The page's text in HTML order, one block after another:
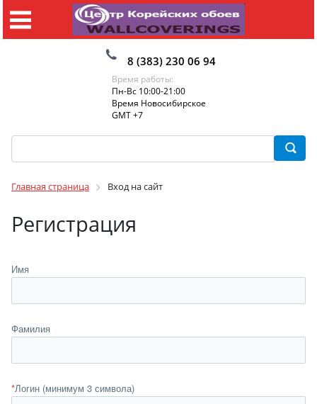
8 (383) 230 06 94
Время работы:
Пн-Вс 10:00-21:00
Время Новосибирское
GMT +7
Главная страница Вход на сайт
Регистрация
Имя
Фамилия
*Логин (минимум 3 символа)